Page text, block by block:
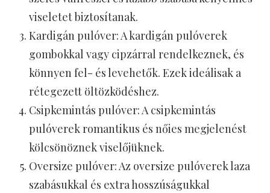
viseletet biztosítanak.
Kardigán pulóver: A kardigán pulóverek
gombokkal vagy cipzárral rendelkeznek, és
könnyen fel- és levehetők. Ezek ideálisak a
rétegezett öltözködéshez.
Csipkemintás pulóver: A csipkemintás
pulóverek romantikus és nőies megjelenést
kölcsönöznek viselőjüknek.
Oversize pulóver: Az oversize pulóverek laza
szabásukkal és extra hosszúságukkal